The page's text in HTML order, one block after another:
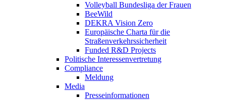
Volleyball Bundesliga der Frauen
BeeWild
DEKRA Vision Zero
Europäische Charta für die
Straßenverkehrssicherheit
Funded R&D Projects
Politische Interessenvertretung
Compliance
Meldung
Media
Presseinformationen